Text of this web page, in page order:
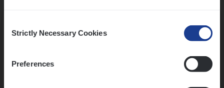
Selection
Strictly Necessary Cookies
Preferences